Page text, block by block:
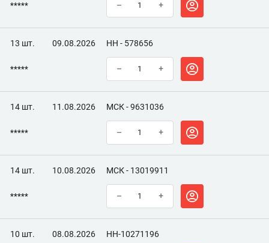
***** – +
13 шт. 09.08.2026 НН - 578656
***** – +
14 шт. 11.08.2026 МСК - 9631036
***** – +
14 шт. 10.08.2026 МСК - 13019911
***** – +
10 шт. 08.08.2026 НН-10271196